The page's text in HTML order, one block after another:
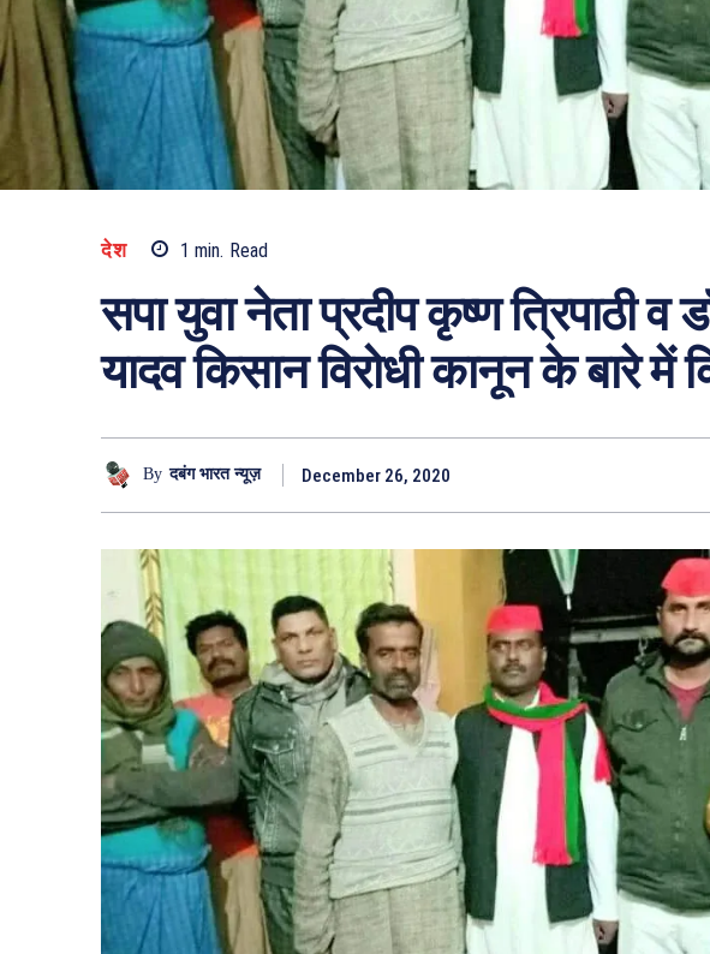
देश 1 min. Read
सपा युवा नेता प्रदीप कृष्ण त्रिपाठी व
यादव किसान विरोधी कानून के बारे में
By दबंग भारत न्यूज़ December 26, 2020